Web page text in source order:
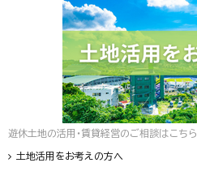
遊休土地の活用・賃貸経営のご相談はこちら
土地活用をお考えの方へ